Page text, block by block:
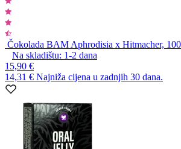
Čokolada BAM Aphrodisia x Hitmacher,
Na skladištu: 1-2 dana
15,90 €
14,31 € Najniža cijena u zadnjih 30 dana.